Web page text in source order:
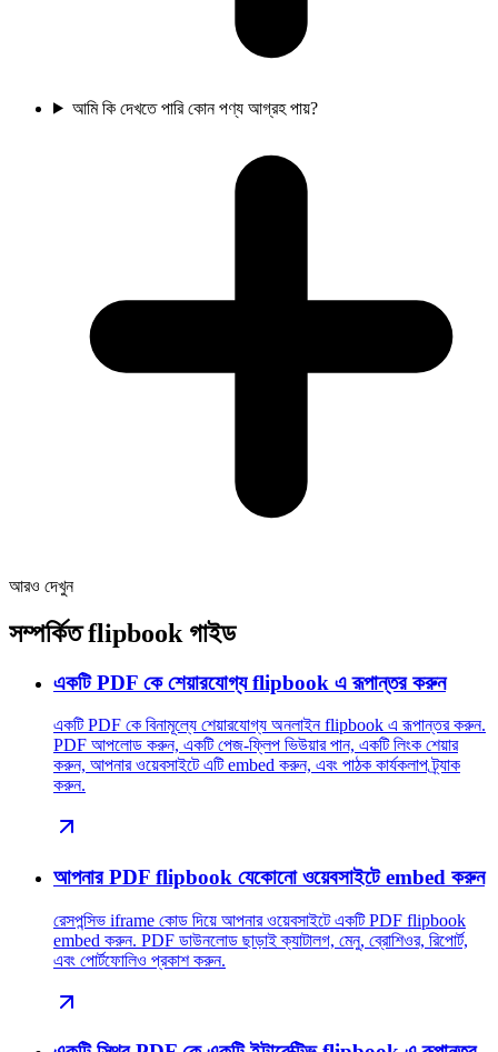
আমি কি দেখতে পারি কোন পণ্য আগ্রহ পায়?
আরও দেখুন
সম্পর্কিত flipbook গাইড
একটি PDF কে শেয়ারযোগ্য flipbook এ রূপান্তর করুন
একটি PDF কে বিনামূল্যে শেয়ারযোগ্য অনলাইন flipbook এ রূপান্তর করুন.
PDF আপলোড করুন, একটি পেজ-ফ্লিপ ভিউয়ার পান, একটি লিংক শেয়ার
করুন, আপনার ওয়েবসাইটে এটি embed করুন, এবং পাঠক কার্যকলাপ ট্র্যাক
করুন.
আপনার PDF flipbook যেকোনো ওয়েবসাইটে embed করুন
রেসপন্সিভ iframe কোড দিয়ে আপনার ওয়েবসাইটে একটি PDF flipbook
embed করুন. PDF ডাউনলোড ছাড়াই ক্যাটালগ, মেনু, ব্রোশিওর, রিপোর্ট,
এবং পোর্টফোলিও প্রকাশ করুন.